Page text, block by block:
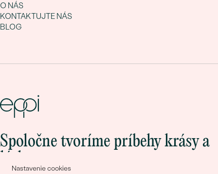
Nastavenie cookies
O NÁS
KONTAKTUJTE NÁS
BLOG
Spoločne tvoríme príbehy krásy a